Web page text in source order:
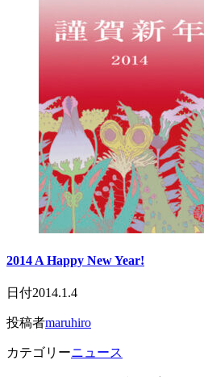
2014 A Happy New Year!
日付2014.1.4
投稿者maruhiro
カテゴリーニュース